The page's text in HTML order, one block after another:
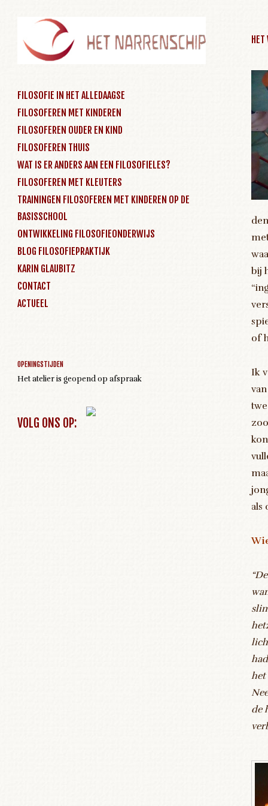
Menu
SKIP TO CONTENT
FILOSOFIE IN HET ALLEDAAGSE
FILOSOFEREN MET KINDEREN
FILOSOFEREN OUDER EN KIND
FILOSOFEREN THUIS
WAT IS ER ANDERS AAN EEN FILOSOFIELES?
FILOSOFEREN MET KLEUTERS
TRAININGEN FILOSOFEREN MET KINDEREN OP DE
BASISSCHOOL
ONTWIKKELING FILOSOFIEONDERWIJS
BLOG FILOSOFIEPRAKTIJK
KARIN GLAUBITZ
CONTACT
ACTUEEL
OPENINGSTIJDEN
Het atelier is geopend op afspraak
VOLG ONS OP:
HET
bij
of
Ik
als
het
de